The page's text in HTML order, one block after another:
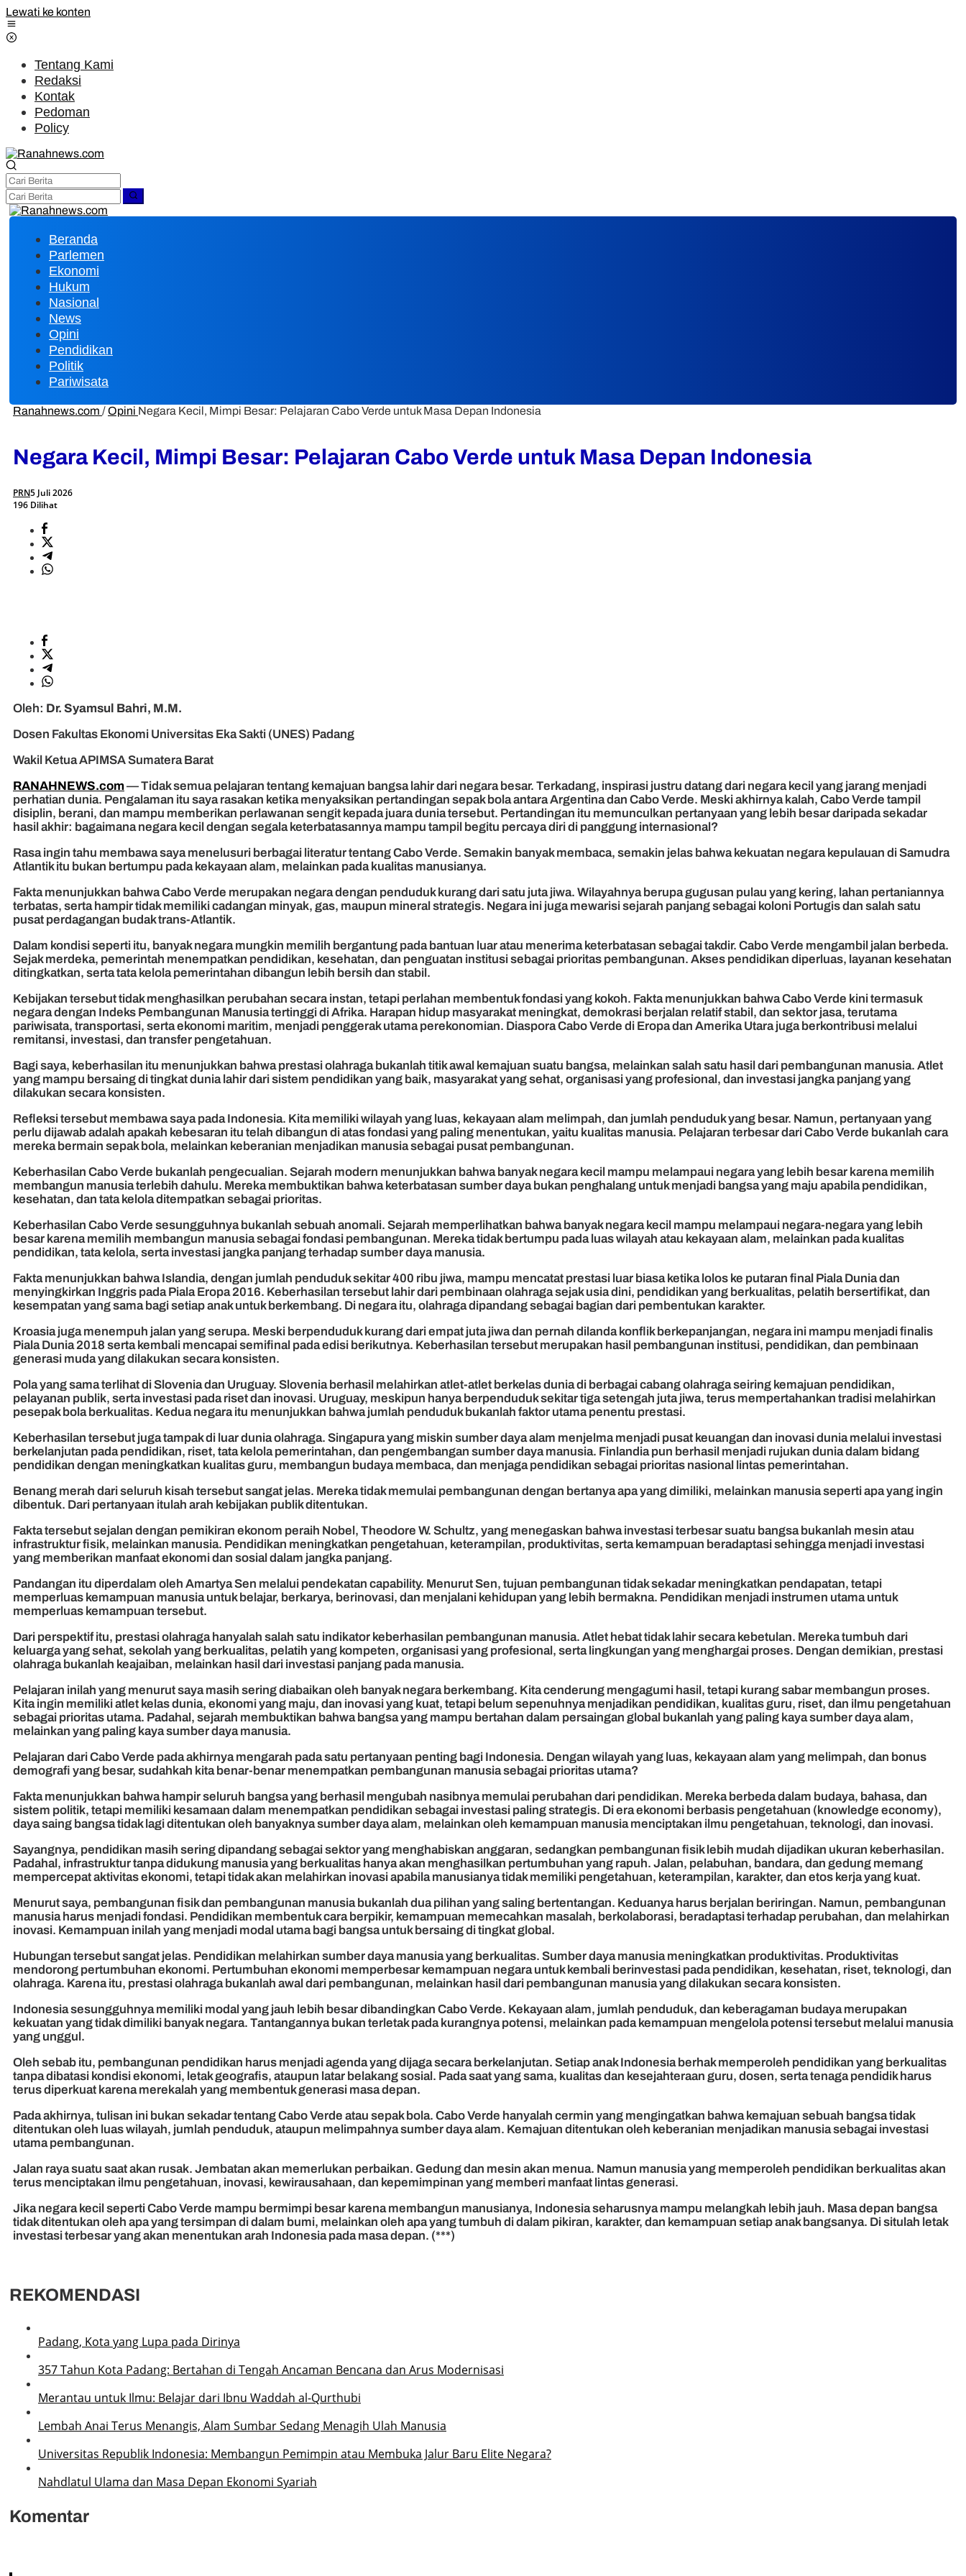
Lewati ke konten
Tentang Kami
Redaksi
Kontak
Pedoman
Policy
Beranda
Parlemen
Ekonomi
Hukum
Nasional
News
Opini
Pendidikan
Politik
Pariwisata
Ranahnews.com /Opini Negara Kecil, Mimpi Besar: Pelajaran Cabo Verde untuk Masa Depan Indonesia
Negara Kecil, Mimpi Besar: Pelajaran Cabo Verde untuk Masa Depan Indonesia
PRN5 Juli 2026
196 Dilihat
Oleh: Dr. Syamsul Bahri, M.M.
Dosen Fakultas Ekonomi Universitas Eka Sakti (UNES) Padang
Wakil Ketua APIMSA Sumatera Barat
RANAHNEWS.com— Tidak semua pelajaran tentang kemajuan bangsa lahir dari negara besar. Terkadang, inspirasi justru datang dari negara kecil yang jarang menjadi
perhatian dunia. Pengalaman itu saya rasakan ketika menyaksikan pertandingan sepak bola antara Argentina dan Cabo Verde. Meski akhirnya kalah, Cabo Verde tampil
disiplin, berani, dan mampu memberikan perlawanan sengit kepada juara dunia tersebut. Pertandingan itu memunculkan pertanyaan yang lebih besar daripada sekadar
hasil akhir: bagaimana negara kecil dengan segala keterbatasannya mampu tampil begitu percaya diri di panggung internasional?
Rasa ingin tahu membawa saya menelusuri berbagai literatur tentang Cabo Verde. Semakin banyak membaca, semakin jelas bahwa kekuatan negara kepulauan di Samudra
Atlantik itu bukan bertumpu pada kekayaan alam, melainkan pada kualitas manusianya.
Fakta menunjukkan bahwa Cabo Verde merupakan negara dengan penduduk kurang dari satu juta jiwa. Wilayahnya berupa gugusan pulau yang kering, lahan pertaniannya
terbatas, serta hampir tidak memiliki cadangan minyak, gas, maupun mineral strategis. Negara ini juga mewarisi sejarah panjang sebagai koloni Portugis dan salah satu
pusat perdagangan budak trans-Atlantik.
Dalam kondisi seperti itu, banyak negara mungkin memilih bergantung pada bantuan luar atau menerima keterbatasan sebagai takdir. Cabo Verde mengambil jalan berbeda.
Sejak merdeka, pemerintah menempatkan pendidikan, kesehatan, dan penguatan institusi sebagai prioritas pembangunan. Akses pendidikan diperluas, layanan kesehatan
ditingkatkan, serta tata kelola pemerintahan dibangun lebih bersih dan stabil.
Kebijakan tersebut tidak menghasilkan perubahan secara instan, tetapi perlahan membentuk fondasi yang kokoh. Fakta menunjukkan bahwa Cabo Verde kini termasuk
negara dengan Indeks Pembangunan Manusia tertinggi di Afrika. Harapan hidup masyarakat meningkat, demokrasi berjalan relatif stabil, dan sektor jasa, terutama
pariwisata, transportasi, serta ekonomi maritim, menjadi penggerak utama perekonomian. Diaspora Cabo Verde di Eropa dan Amerika Utara juga berkontribusi melalui
remitansi, investasi, dan transfer pengetahuan.
Bagi saya, keberhasilan itu menunjukkan bahwa prestasi olahraga bukanlah titik awal kemajuan suatu bangsa, melainkan salah satu hasil dari pembangunan manusia. Atlet
yang mampu bersaing di tingkat dunia lahir dari sistem pendidikan yang baik, masyarakat yang sehat, organisasi yang profesional, dan investasi jangka panjang yang
dilakukan secara konsisten.
Refleksi tersebut membawa saya pada Indonesia. Kita memiliki wilayah yang luas, kekayaan alam melimpah, dan jumlah penduduk yang besar. Namun, pertanyaan yang
perlu dijawab adalah apakah kebesaran itu telah dibangun di atas fondasi yang paling menentukan, yaitu kualitas manusia. Pelajaran terbesar dari Cabo Verde bukanlah cara
mereka bermain sepak bola, melainkan keberanian menjadikan manusia sebagai pusat pembangunan.
Keberhasilan Cabo Verde bukanlah pengecualian. Sejarah modern menunjukkan bahwa banyak negara kecil mampu melampaui negara yang lebih besar karena memilih
membangun manusia terlebih dahulu. Mereka membuktikan bahwa keterbatasan sumber daya bukan penghalang untuk menjadi bangsa yang maju apabila pendidikan,
kesehatan, dan tata kelola ditempatkan sebagai prioritas.
Keberhasilan Cabo Verde sesungguhnya bukanlah sebuah anomali. Sejarah memperlihatkan bahwa banyak negara kecil mampu melampaui negara-negara yang lebih
besar karena memilih membangun manusia sebagai fondasi pembangunan. Mereka tidak bertumpu pada luas wilayah atau kekayaan alam, melainkan pada kualitas
pendidikan, tata kelola, serta investasi jangka panjang terhadap sumber daya manusia.
Fakta menunjukkan bahwa Islandia, dengan jumlah penduduk sekitar 400 ribu jiwa, mampu mencatat prestasi luar biasa ketika lolos ke putaran final Piala Dunia dan
menyingkirkan Inggris pada Piala Eropa 2016. Keberhasilan tersebut lahir dari pembinaan olahraga sejak usia dini, pendidikan yang berkualitas, pelatih bersertifikat, dan
kesempatan yang sama bagi setiap anak untuk berkembang. Di negara itu, olahraga dipandang sebagai bagian dari pembentukan karakter.
Kroasia juga menempuh jalan yang serupa. Meski berpenduduk kurang dari empat juta jiwa dan pernah dilanda konflik berkepanjangan, negara ini mampu menjadi finalis
Piala Dunia 2018 serta kembali mencapai semifinal pada edisi berikutnya. Keberhasilan tersebut merupakan hasil pembangunan institusi, pendidikan, dan pembinaan
generasi muda yang dilakukan secara konsisten.
Pola yang sama terlihat di Slovenia dan Uruguay. Slovenia berhasil melahirkan atlet-atlet berkelas dunia di berbagai cabang olahraga seiring kemajuan pendidikan,
pelayanan publik, serta investasi pada riset dan inovasi. Uruguay, meskipun hanya berpenduduk sekitar tiga setengah juta jiwa, terus mempertahankan tradisi melahirkan
pesepak bola berkualitas. Kedua negara itu menunjukkan bahwa jumlah penduduk bukanlah faktor utama penentu prestasi.
Keberhasilan tersebut juga tampak di luar dunia olahraga. Singapura yang miskin sumber daya alam menjelma menjadi pusat keuangan dan inovasi dunia melalui investasi
berkelanjutan pada pendidikan, riset, tata kelola pemerintahan, dan pengembangan sumber daya manusia. Finlandia pun berhasil menjadi rujukan dunia dalam bidang
pendidikan dengan meningkatkan kualitas guru, membangun budaya membaca, dan menjaga pendidikan sebagai prioritas nasional lintas pemerintahan.
Benang merah dari seluruh kisah tersebut sangat jelas. Mereka tidak memulai pembangunan dengan bertanya apa yang dimiliki, melainkan manusia seperti apa yang ingin
dibentuk. Dari pertanyaan itulah arah kebijakan publik ditentukan.
Fakta tersebut sejalan dengan pemikiran ekonom peraih Nobel, Theodore W. Schultz, yang menegaskan bahwa investasi terbesar suatu bangsa bukanlah mesin atau
infrastruktur fisik, melainkan manusia. Pendidikan meningkatkan pengetahuan, keterampilan, produktivitas, serta kemampuan beradaptasi sehingga menjadi investasi
yang memberikan manfaat ekonomi dan sosial dalam jangka panjang.
Pandangan itu diperdalam oleh Amartya Sen melalui pendekatan capability. Menurut Sen, tujuan pembangunan tidak sekadar meningkatkan pendapatan, tetapi
memperluas kemampuan manusia untuk belajar, berkarya, berinovasi, dan menjalani kehidupan yang lebih bermakna. Pendidikan menjadi instrumen utama untuk
memperluas kemampuan tersebut.
Dari perspektif itu, prestasi olahraga hanyalah salah satu indikator keberhasilan pembangunan manusia. Atlet hebat tidak lahir secara kebetulan. Mereka tumbuh dari
keluarga yang sehat, sekolah yang berkualitas, pelatih yang kompeten, organisasi yang profesional, serta lingkungan yang menghargai proses. Dengan demikian, prestasi
olahraga bukanlah keajaiban, melainkan hasil dari investasi panjang pada manusia.
Pelajaran inilah yang menurut saya masih sering diabaikan oleh banyak negara berkembang. Kita cenderung mengagumi hasil, tetapi kurang sabar membangun proses.
Kita ingin memiliki atlet kelas dunia, ekonomi yang maju, dan inovasi yang kuat, tetapi belum sepenuhnya menjadikan pendidikan, kualitas guru, riset, dan ilmu pengetahuan
sebagai prioritas utama. Padahal, sejarah membuktikan bahwa bangsa yang mampu bertahan dalam persaingan global bukanlah yang paling kaya sumber daya alam,
melainkan yang paling kaya sumber daya manusia.
Pelajaran dari Cabo Verde pada akhirnya mengarah pada satu pertanyaan penting bagi Indonesia. Dengan wilayah yang luas, kekayaan alam yang melimpah, dan bonus
demografi yang besar, sudahkah kita benar-benar menempatkan pembangunan manusia sebagai prioritas utama?
Fakta menunjukkan bahwa hampir seluruh bangsa yang berhasil mengubah nasibnya memulai perubahan dari pendidikan. Mereka berbeda dalam budaya, bahasa, dan
sistem politik, tetapi memiliki kesamaan dalam menempatkan pendidikan sebagai investasi paling strategis. Di era ekonomi berbasis pengetahuan (knowledge economy),
daya saing bangsa tidak lagi ditentukan oleh banyaknya sumber daya alam, melainkan oleh kemampuan manusia menciptakan ilmu pengetahuan, teknologi, dan inovasi.
Sayangnya, pendidikan masih sering dipandang sebagai sektor yang menghabiskan anggaran, sedangkan pembangunan fisik lebih mudah dijadikan ukuran keberhasilan.
Padahal, infrastruktur tanpa didukung manusia yang berkualitas hanya akan menghasilkan pertumbuhan yang rapuh. Jalan, pelabuhan, bandara, dan gedung memang
mempercepat aktivitas ekonomi, tetapi tidak akan melahirkan inovasi apabila manusianya tidak memiliki pengetahuan, keterampilan, karakter, dan etos kerja yang kuat.
Menurut saya, pembangunan fisik dan pembangunan manusia bukanlah dua pilihan yang saling bertentangan. Keduanya harus berjalan beriringan. Namun, pembangunan
manusia harus menjadi fondasi. Pendidikan membentuk cara berpikir, kemampuan memecahkan masalah, berkolaborasi, beradaptasi terhadap perubahan, dan melahirkan
inovasi. Kemampuan inilah yang menjadi modal utama bagi bangsa untuk bersaing di tingkat global.
Hubungan tersebut sangat jelas. Pendidikan melahirkan sumber daya manusia yang berkualitas. Sumber daya manusia meningkatkan produktivitas. Produktivitas
mendorong pertumbuhan ekonomi. Pertumbuhan ekonomi memperbesar kemampuan negara untuk kembali berinvestasi pada pendidikan, kesehatan, riset, teknologi, dan
olahraga. Karena itu, prestasi olahraga bukanlah awal dari pembangunan, melainkan hasil dari pembangunan manusia yang dilakukan secara konsisten.
Indonesia sesungguhnya memiliki modal yang jauh lebih besar dibandingkan Cabo Verde. Kekayaan alam, jumlah penduduk, dan keberagaman budaya merupakan
kekuatan yang tidak dimiliki banyak negara. Tantangannya bukan terletak pada kurangnya potensi, melainkan pada kemampuan mengelola potensi tersebut melalui manusia
yang unggul.
Oleh sebab itu, pembangunan pendidikan harus menjadi agenda yang dijaga secara berkelanjutan. Setiap anak Indonesia berhak memperoleh pendidikan yang berkualitas
tanpa dibatasi kondisi ekonomi, letak geografis, ataupun latar belakang sosial. Pada saat yang sama, kualitas dan kesejahteraan guru, dosen, serta tenaga pendidik harus
terus diperkuat karena merekalah yang membentuk generasi masa depan.
Pada akhirnya, tulisan ini bukan sekadar tentang Cabo Verde atau sepak bola. Cabo Verde hanyalah cermin yang mengingatkan bahwa kemajuan sebuah bangsa tidak
ditentukan oleh luas wilayah, jumlah penduduk, ataupun melimpahnya sumber daya alam. Kemajuan ditentukan oleh keberanian menjadikan manusia sebagai investasi
utama pembangunan.
Jalan raya suatu saat akan rusak. Jembatan akan memerlukan perbaikan. Gedung dan mesin akan menua. Namun manusia yang memperoleh pendidikan berkualitas akan
terus menciptakan ilmu pengetahuan, inovasi, kewirausahaan, dan kepemimpinan yang memberi manfaat lintas generasi.
Jika negara kecil seperti Cabo Verde mampu bermimpi besar karena membangun manusianya, Indonesia seharusnya mampu melangkah lebih jauh. Masa depan bangsa
tidak ditentukan oleh apa yang tersimpan di dalam bumi, melainkan oleh apa yang tumbuh di dalam pikiran, karakter, dan kemampuan setiap anak bangsanya. Di situlah letak
investasi terbesar yang akan menentukan arah Indonesia pada masa depan. (***)
REKOMENDASI
Padang, Kota yang Lupa pada Dirinya
357 Tahun Kota Padang: Bertahan di Tengah Ancaman Bencana dan Arus Modernisasi
Merantau untuk Ilmu: Belajar dari Ibnu Waddah al-Qurthubi
Lembah Anai Terus Menangis, Alam Sumbar Sedang Menagih Ulah Manusia
Universitas Republik Indonesia: Membangun Pemimpin atau Membuka Jalur Baru Elite Negara?
Nahdlatul Ulama dan Masa Depan Ekonomi Syariah
Komentar